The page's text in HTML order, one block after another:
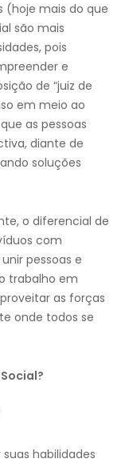
(hoje mais do que
são mais
pois
e
de “juiz de
em meio ao
as pessoas
diante de
soluções
o diferencial de
com
pessoas e
trabalho em
as forças
onde todos se
habilidades